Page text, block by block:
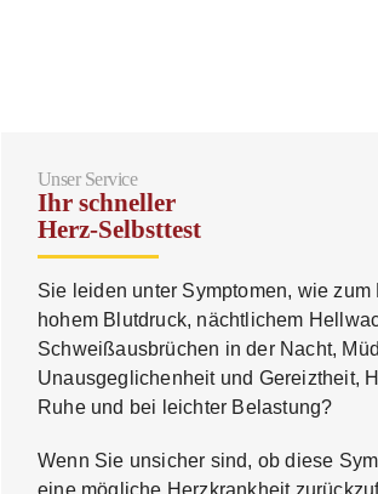
Unser Service
Ihr schneller
Herz-Selbsttest
Sie leiden unter Symptomen, wie zum
hohem Blutdruck, nächtlichem
Schweißausbrüchen in der Nacht,
Unausgeglichenheit und Gereiztheit,
Ruhe und bei leichter Belastung?
Wenn Sie unsicher sind, ob diese
eine mögliche Herzkrankheit